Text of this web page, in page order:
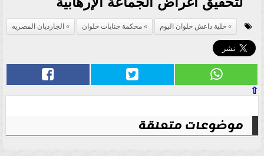
خلية داعش حلوان اليوم محكمة جنايات حلوان الجارديان المصريه
⇧
موضوعات متعلقة